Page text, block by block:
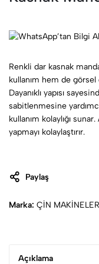
Renkli dar kasnak
kullanım hem de görsel
Dayanıklı yapısı
sabitlenmesine
kullanım kolaylığı
yapmayı kolaylaştırır.
Paylaş
Marka: ÇİN
Açıklama